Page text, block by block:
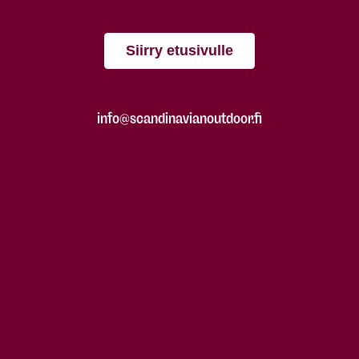
Siirry etusivulle
info@scandinavianoutdoor.fi